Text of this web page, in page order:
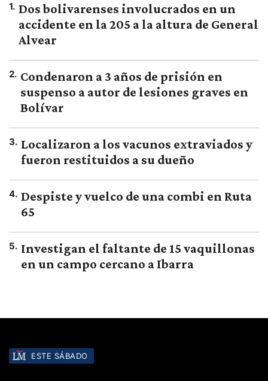
1. Dos bolivarenses involucrados en un
accidente en la 205 a la altura de General
Alvear
2. Condenaron a 3 años de prisión en
suspenso a autor de lesiones graves en
Bolívar
3. Localizaron a los vacunos extraviados y
fueron restituidos a su dueño
4. Despiste y vuelco de una combi en Ruta
65
5. Investigan el faltante de 15 vaquillonas
en un campo cercano a Ibarra
ESTE SÁBADO